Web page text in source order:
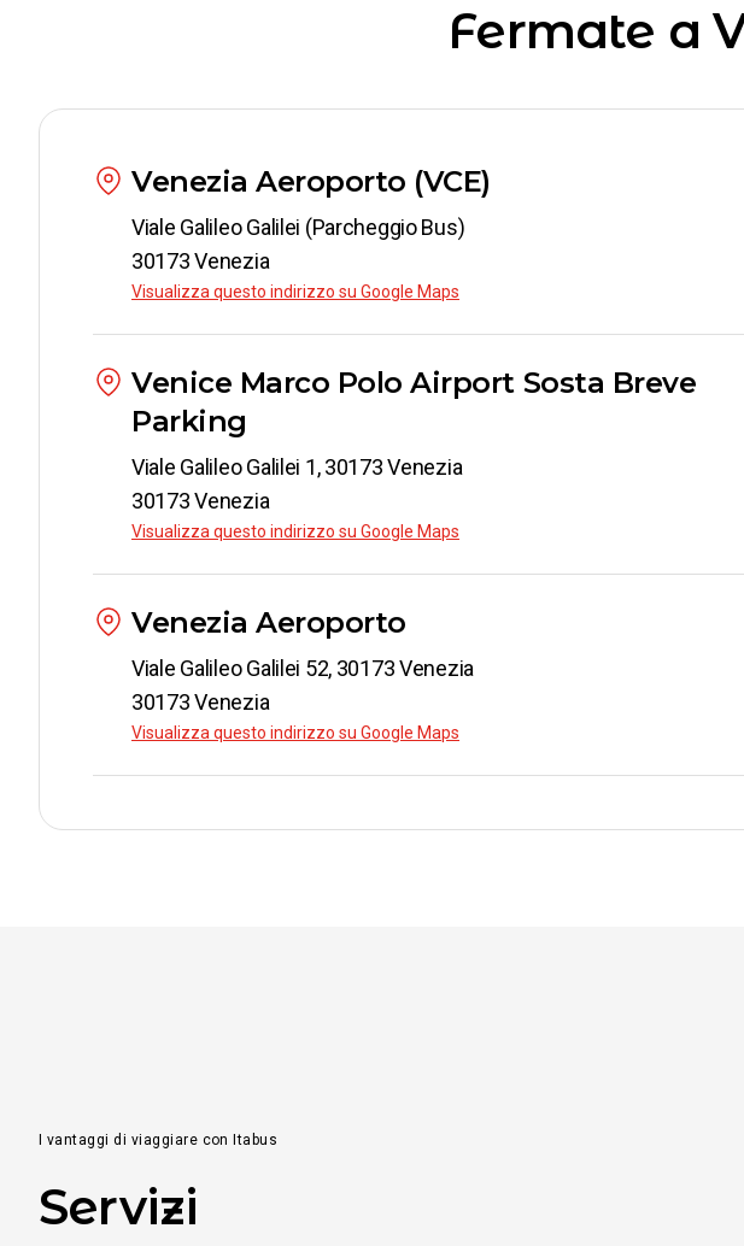
Fermate a
Venezia Aeroporto (VCE)
Viale Galileo Galilei (Parcheggio Bus)
30173 Venezia
Visualizza questo indirizzo su Google Maps
Venice Marco Polo Airport Sosta Breve
Parking
Viale Galileo Galilei 1, 30173 Venezia
30173 Venezia
Visualizza questo indirizzo su Google Maps
Venezia Aeroporto
Viale Galileo Galilei 52, 30173 Venezia
30173 Venezia
Visualizza questo indirizzo su Google Maps
I vantaggi di viaggiare con Itabus
Servizi